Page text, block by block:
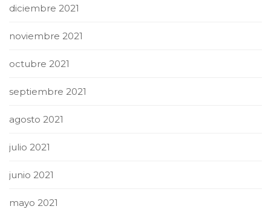
diciembre 2021
noviembre 2021
octubre 2021
septiembre 2021
agosto 2021
julio 2021
junio 2021
mayo 2021